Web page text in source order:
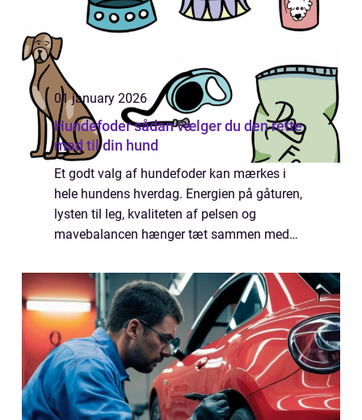
01 january 2026
Hundefoder sådan vælger du den rette
mad til din hund
Et godt valg af hundefoder kan mærkes i
hele hundens hverdag. Energien på gåturen,
lysten til leg, kvaliteten af pelsen og
mavebalancen hænger tæt sammen med
oplever dog, at det kan være svært at
gennemskue ...